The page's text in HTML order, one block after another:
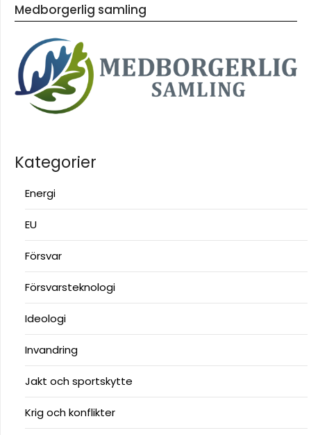
Medborgerlig samling
Kategorier
Energi
EU
Försvar
Försvarsteknologi
Ideologi
Invandring
Jakt och sportskytte
Krig och konflikter